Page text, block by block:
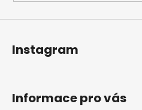
Instagram
Informace pro vás